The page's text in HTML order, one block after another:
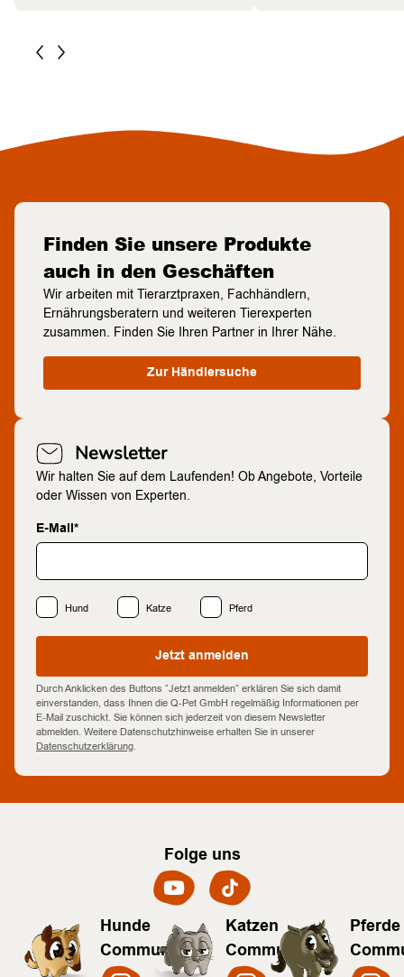
Finden Sie unsere Produkte
auch in den Geschäften
Wir arbeiten mit Tierarztpraxen, Fachhändlern,
Ernährungsberatern und weiteren Tierexperten
zusammen. Finden Sie Ihren Partner in Ihrer Nähe.
Zur Händlersuche
Newsletter
Wir halten Sie auf dem Laufenden! Ob Angebote, Vorteile
oder Wissen von Experten.
E-Mail*
Hund Katze Pferd
Jetzt anmelden
Durch Anklicken des Buttons “Jetzt anmelden” erklären Sie sich damit
einverstanden, dass Ihnen die Q-Pet GmbH regelmäßig Informationen per
E-Mail zuschickt. Sie können sich jederzeit von diesem Newsletter
abmelden. Weitere Datenschutzhinweise erhalten Sie in unserer
Datenschutzerklärung.
Folge uns
Hunde
Community
Katzen
Community
Pferde